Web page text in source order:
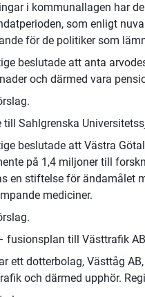
i kommunallagen har
som enligt
för de politiker som
beslutade att anta
och därmed vara
till Sahlgrenska
beslutade att Västra
på 1,4 miljoner till
en stiftelse för ändamålet
mediciner.
fusionsplan till Västtrafik AB
ett dotterbolag, Västtåg
och därmed upphör.